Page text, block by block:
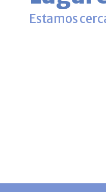
Estamos